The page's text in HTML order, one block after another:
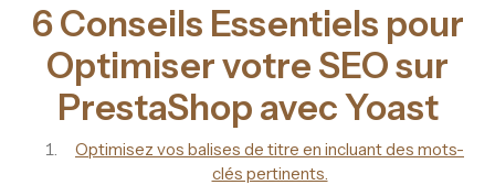
6 Conseils Essentiels pour
Optimiser votre SEO sur
PrestaShop avec Yoast
Optimisez vos balises de titre en incluant des mots-
clés pertinents.